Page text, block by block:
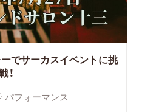
でサーカスイベントに挑
！
パフォーマンス